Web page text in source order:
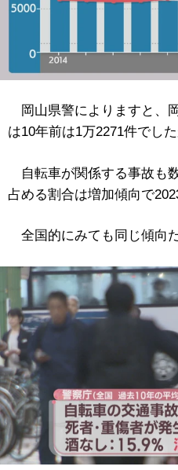
岡山県警によりますと、
は10年前は1万2271件でし
自転車が関係する事故も
占める割合は増加傾向で
全国的にみても同じ傾向